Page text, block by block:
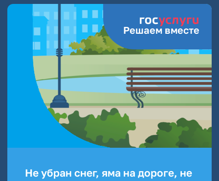
Не убран снег, яма на дороге, не
Решаем вместе